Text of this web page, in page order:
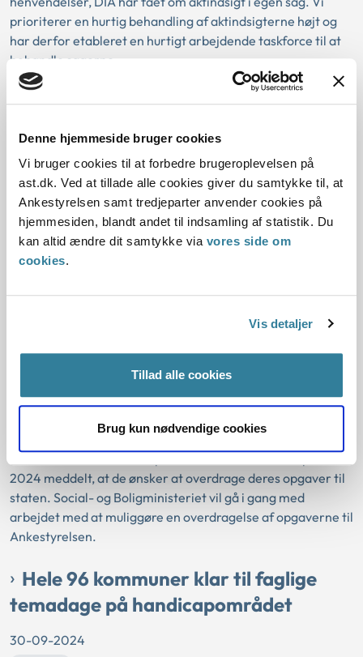
Denne hjemmeside bruger cookies
Vi bruger cookies til at forbedre brugeroplevelsen på
ast.dk. Ved at tillade alle cookies giver du samtykke til, at
Ankestyrelsen samt tredjeparter anvender cookies på
hjemmesiden, blandt andet til indsamling af statistik. Du
kan altid ændre dit samtykke via vores side om
cookies.
Vis detaljer
Tillad alle cookies
Brug kun nødvendige cookies
prioriterer en hurtig behandling af aktindsigterne højt og
har derfor etableret en hurtigt arbejdende taskforce til at
behandle sagerne.
Ankestyrelsen overtager Danish
International Adoptions opgaver og
medarbejdere
31-10-2024
Ankestyrelsen overtager DIAs opgaver på
adoptionsområdet. Samtidig vil DIAs medarbejdere blive
overdrager deres opgaver til staten
01-10-2024
2024 meddelt, at de ønsker at overdrage deres opgaver til
staten. Social- og Boligministeriet vil gå i gang med
arbejdet med at muliggøre en overdragelse af opgaverne til
Ankestyrelsen.
Hele 96 kommuner klar til faglige
temadage på handicapområdet
30-09-2024